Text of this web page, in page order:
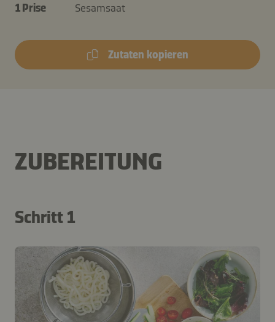
1 Prise
Sesamsaat
Zutaten kopieren
ZUBEREITUNG
Schritt 1